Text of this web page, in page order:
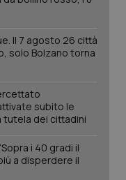
Il 7 agosto 26 città
solo Bolzano torna
subito le
tutela dei cittadini
i 40 gradi il
a disperdere il